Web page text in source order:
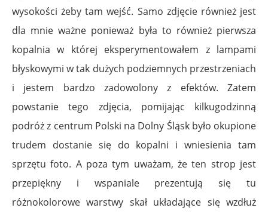
wysokości żeby tam wejść. Samo zdjęcie również jest
dla mnie ważne ponieważ była to również pierwsza
kopalnia w której eksperymentowałem z lampami
błyskowymi w tak dużych podziemnych przestrzeniach
i jestem bardzo zadowolony z efektów. Zatem
powstanie tego zdjęcia, pomijając kilkugodzinną
podróż z centrum Polski na Dolny Śląsk było okupione
trudem dostanie się do kopalni i wniesienia tam
sprzętu foto. A poza tym uważam, że ten strop jest
przepiękny i wspaniale prezentują się tu
różnokolorowe warstwy skał układające się wzdłuż